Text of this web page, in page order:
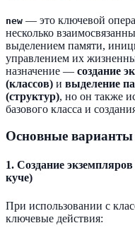
new — это ключевой
несколько
выделением памяти,
управлением их
назначение — создание
(классов) и выделение
(структур), но он также
базового класса и
Основные варианты
1. Создание
куче)
При использовании с
ключевые действия: